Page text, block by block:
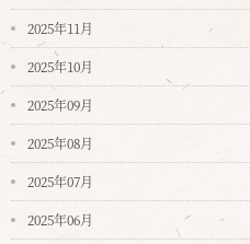
2025年11月
2025年10月
2025年09月
2025年08月
2025年07月
2025年06月